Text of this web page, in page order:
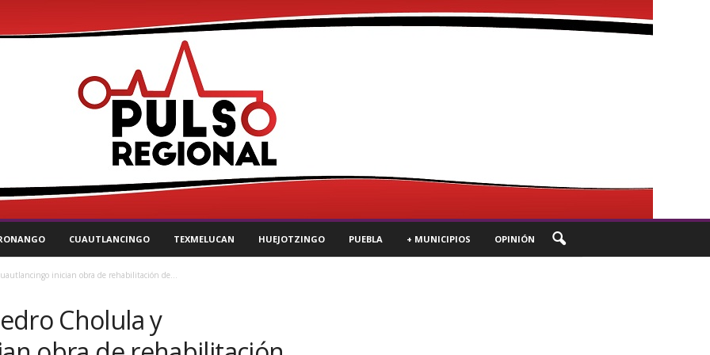
CUAUTLANCINGO TEXMELUCAN HUEJOTZINGO PUEBLA + MUNICIPIOS OPINIÓN
inician obra de rehabilitación de...
Cholula y